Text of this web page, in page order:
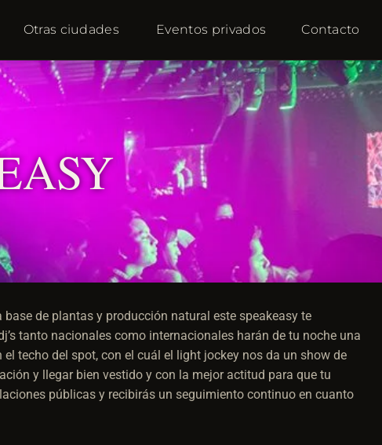
Otras ciudades Eventos privados Contacto
de plantas y producción natural este speakeasy te
tanto nacionales como internacionales harán de tu noche una
techo del spot, con el cuál el light jockey nos da un show de
y llegar bien vestido y con la mejor actitud para que tu
públicas y recibirás un seguimiento continuo en cuanto